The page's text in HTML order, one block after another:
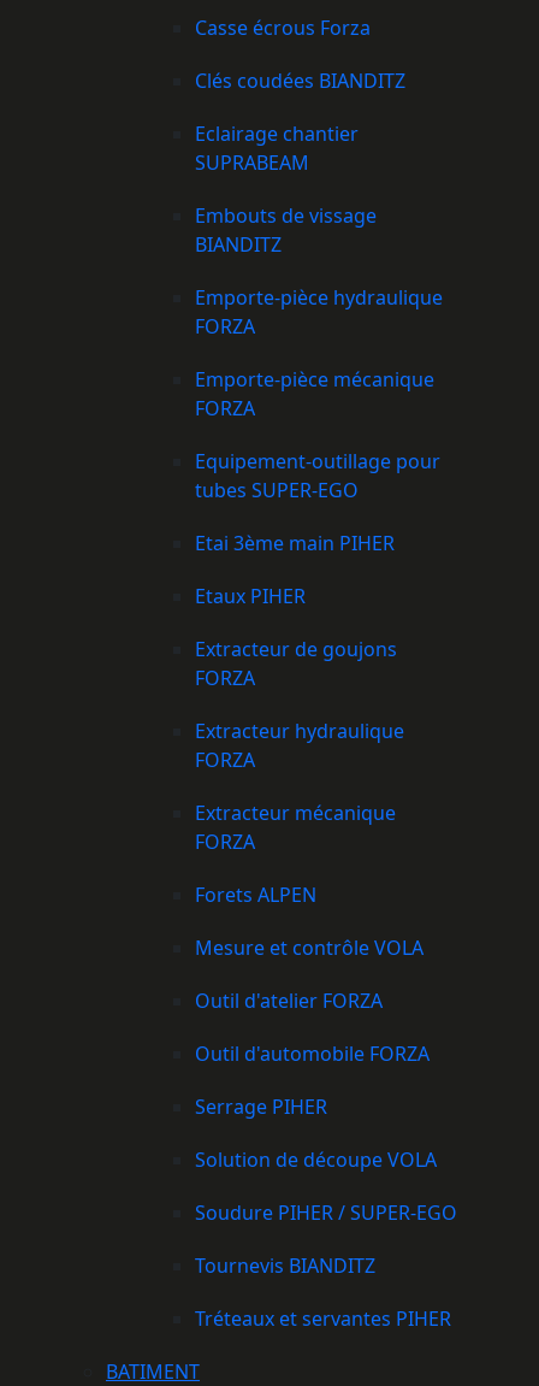
Casse écrous Forza
Clés coudées BIANDITZ
Eclairage chantier
SUPRABEAM
Embouts de vissage
BIANDITZ
Emporte-pièce hydraulique
FORZA
Emporte-pièce mécanique
FORZA
Equipement-outillage pour
tubes SUPER-EGO
Etai 3ème main PIHER
Etaux PIHER
Extracteur de goujons
FORZA
Extracteur hydraulique
FORZA
Extracteur mécanique
FORZA
Forets ALPEN
Mesure et contrôle VOLA
Outil d'atelier FORZA
Outil d'automobile FORZA
Serrage PIHER
Solution de découpe VOLA
Soudure PIHER / SUPER-EGO
Tournevis BIANDITZ
Tréteaux et servantes PIHER
BATIMENT